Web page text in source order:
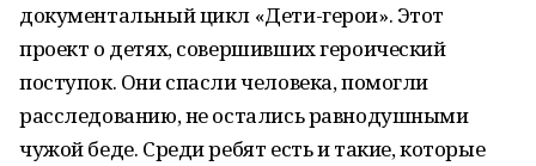
документальный цикл «Дети-герои». Этот
проект о детях, совершивших героический
поступок. Они спасли человека, помогли
расследованию, не остались равнодушными
чужой беде. Среди ребят есть и такие, которые